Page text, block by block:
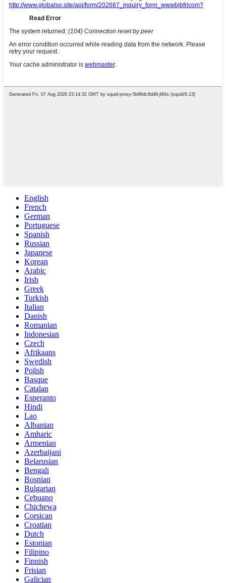
English
French
German
Portuguese
Spanish
Russian
Japanese
Korean
Arabic
Irish
Greek
Turkish
Italian
Danish
Romanian
Indonesian
Czech
Afrikaans
Swedish
Polish
Basque
Catalan
Esperanto
Hindi
Lao
Albanian
Amharic
Armenian
Azerbaijani
Belarusian
Bengali
Bosnian
Bulgarian
Cebuano
Chichewa
Corsican
Croatian
Dutch
Estonian
Filipino
Finnish
Frisian
Galician